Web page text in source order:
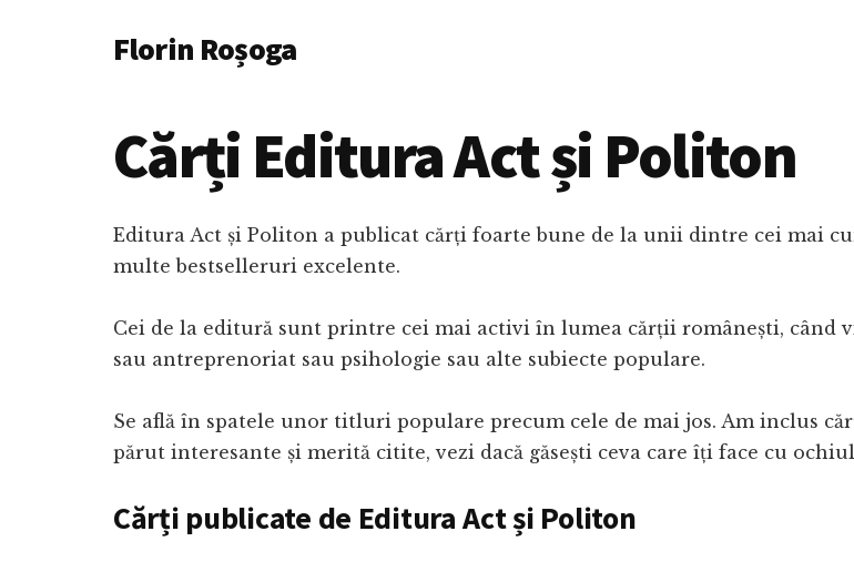
AdditionalFlorin Roșoga
Cărți Editura Act și Politon
Editura Act și Politon a publicat cărți foarte bune de la unii dintre cei mai
multe bestselleruri excelente.
Cei de la editură sunt printre cei mai activi în lumea cărții românești, când
sau antreprenoriat sau psihologie sau alte subiecte populare.
Se află în spatele unor titluri populare precum cele de mai jos. Am inclus
părut interesante și merită citite, vezi dacă găsești ceva care îți face cu
Cărți publicate de Editura Act și Politon